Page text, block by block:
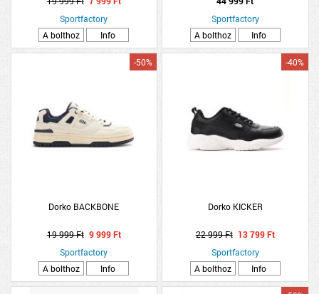
Sportfactory
A bolthoz
Info
Sportfactory
A bolthoz
Info
Dorko BACKBONE
-50%
19 999 Ft 9 999 Ft
Sportfactory
A bolthoz
Info
Dorko KICKER
-40%
22 999 Ft 13 799 Ft
Sportfactory
A bolthoz
Info